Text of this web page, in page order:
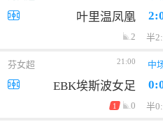
叶里温凤凰
2 半
芬女超 21:00 中
EBK埃斯波女足
1 0 半